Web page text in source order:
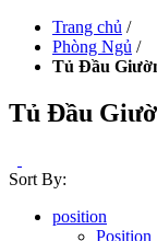
Trang chủ /
Phòng Ngủ /
Tủ Đầu
Tủ Đầu
Sort By:
position
Position